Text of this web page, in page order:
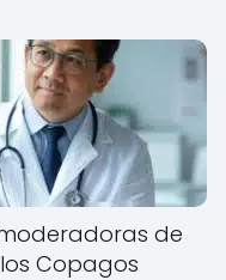
de
Copagos